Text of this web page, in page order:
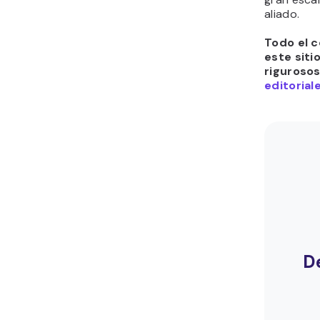
aliado.
Todo el
este